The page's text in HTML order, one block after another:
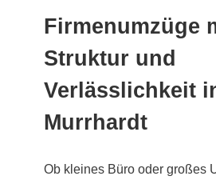
Firmenumzüge
Struktur und
Verlässlichkeit
Murrhardt
Ob kleines Büro oder großes